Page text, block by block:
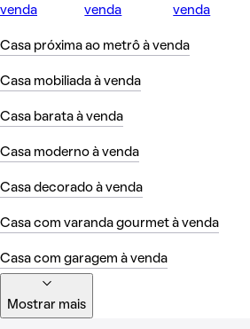
venda
venda
venda
Casa próxima ao metrô à venda
Casa mobiliada à venda
Casa barata à venda
Casa moderno à venda
Casa decorado à venda
Casa com varanda gourmet à venda
Casa com garagem à venda
Mostrar mais